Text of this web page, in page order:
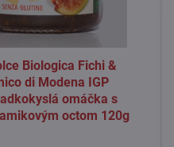
Biologica Fichi &
di Modena IGP
omáčka s
octom 120g